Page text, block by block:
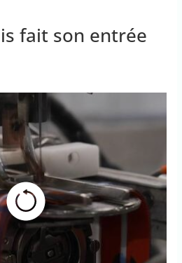
fait son entrée